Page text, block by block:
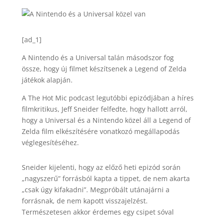
[ad_1]
A Nintendo és a Universal talán másodszor fog
össze, hogy új filmet készítsenek a Legend of Zelda
játékok alapján.
A The Hot Mic podcast legutóbbi epizódjában a híres
filmkritikus, Jeff Sneider felfedte, hogy hallott arról,
hogy a Universal és a Nintendo közel áll a Legend of
Zelda film elkészítésére vonatkozó megállapodás
véglegesítéséhez.
Sneider kijelenti, hogy az előző heti epizód során
„nagyszerű” forrásból kapta a tippet, de nem akarta
„csak úgy kifakadni”. Megpróbált utánajárni a
forrásnak, de nem kapott visszajelzést.
Természetesen akkor érdemes egy csipet sóval